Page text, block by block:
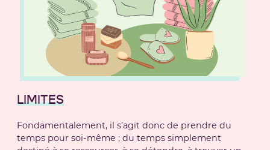
LIMITES
Fondamentalement, il s’agit donc de prendre du
temps pour soi-même ; du temps simplement